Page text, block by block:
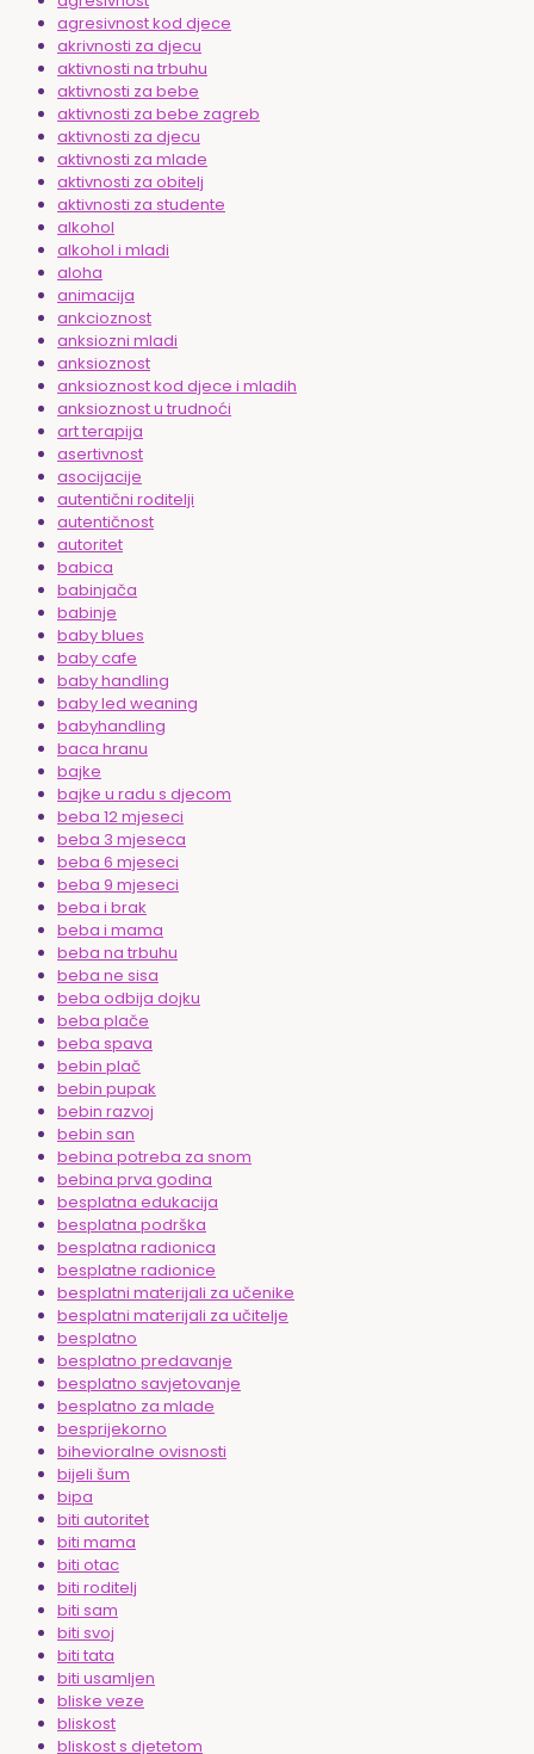
agresivnost kod djece
akrivnosti za djecu
aktivnosti na trbuhu
aktivnosti za bebe
aktivnosti za bebe zagreb
aktivnosti za djecu
aktivnosti za mlade
aktivnosti za obitelj
aktivnosti za studente
alkohol
alkohol i mladi
aloha
animacija
ankcioznost
anksiozni mladi
anksioznost
anksioznost kod djece i mladih
anksioznost u trudnoći
art terapija
asertivnost
asocijacije
autentični roditelji
autentičnost
autoritet
babica
babinjača
babinje
baby blues
baby cafe
baby handling
baby led weaning
babyhandling
baca hranu
bajke
bajke u radu s djecom
beba 12 mjeseci
beba 3 mjeseca
beba 6 mjeseci
beba 9 mjeseci
beba i brak
beba i mama
beba na trbuhu
beba ne sisa
beba odbija dojku
beba plače
beba spava
bebin plač
bebin pupak
bebin razvoj
bebin san
bebina potreba za snom
bebina prva godina
besplatna edukacija
besplatna podrška
besplatna radionica
besplatne radionice
besplatni materijali za učenike
besplatni materijali za učitelje
besplatno
besplatno predavanje
besplatno savjetovanje
besplatno za mlade
besprijekorno
bihevioralne ovisnosti
bijeli šum
bipa
biti autoritet
biti mama
biti otac
biti roditelj
biti sam
biti svoj
biti tata
biti usamljen
bliske veze
bliskost
bliskost s djetetom